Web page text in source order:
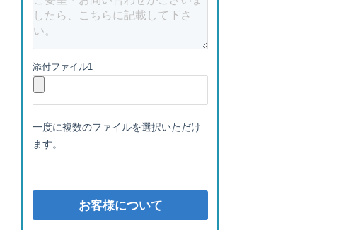
添付ファイル1
一度に複数のファイルを選択いただけ
ます。
お客様について